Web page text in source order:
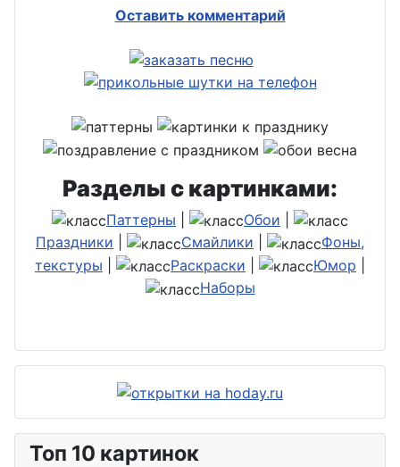
Оставить комментарий
Разделы с картинками:
Паттерны Обои
Праздники
Смайлики
Фоны,
текстуры
Раскраски Юмор
Наборы
Топ 10 картинок